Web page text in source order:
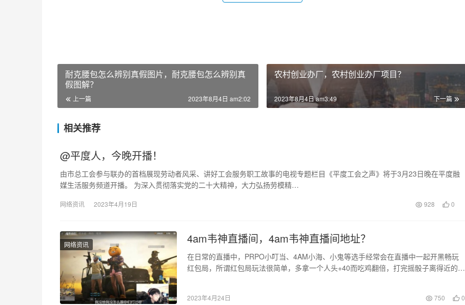
耐克腰包怎么辨别真假图片，耐克腰包怎么辨别真
假图解？
上一篇 2023年8月4日 am2:02
农村创业办厂，农村创业办厂项目？
下一篇
2023年8月4日 am3:49
相关推荐
@平度人，今晚开播！
由市总工会参与联办的首档展现劳动者风采、讲好工会服务职工故事的电视专题栏目《平度工会之声》将于3月23日晚在平度融
媒生活服务频道开播。 为深入贯彻落实党的二十大精神，大力弘扬劳模精…
网络资讯 2023年4月19日 928 0
网络资讯 4am韦神直播间，4am韦神直播间地址？
在日常的直播中，PRPO小叮当、4AM小海、小鬼等选手经常会在直播中一起开黑畅玩
红包局，所谓红包局玩法很简单，多拿一个人头+40而吃鸡翻倍，打完摇骰子离得近的组
2023年4月24日 750 0